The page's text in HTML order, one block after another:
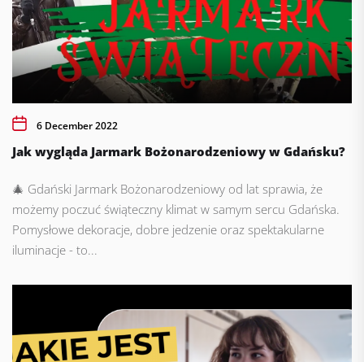
6 December 2022
Jak wygląda Jarmark Bożonarodzeniowy w Gdańsku?
🎄 Gdański Jarmark Bożonarodzeniowy od lat sprawia, że
możemy poczuć świąteczny klimat w samym sercu Gdańska.
Pomysłowe dekoracje, dobre jedzenie oraz spektakularne
iluminacje - to...